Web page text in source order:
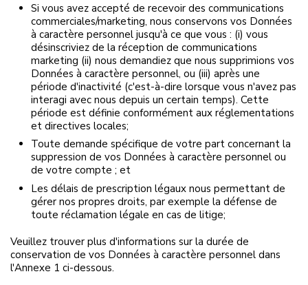
Si vous avez accepté de recevoir des communications
commerciales/marketing, nous conservons vos Données
à caractère personnel jusqu'à ce que vous : (i) vous
désinscriviez de la réception de communications
marketing (ii) nous demandiez que nous supprimions vos
Données à caractère personnel, ou (iii) après une
période d'inactivité (c'est-à-dire lorsque vous n'avez pas
interagi avec nous depuis un certain temps). Cette
période est définie conformément aux réglementations
et directives locales;
Toute demande spécifique de votre part concernant la
suppression de vos Données à caractère personnel ou
de votre compte ; et
Les délais de prescription légaux nous permettant de
gérer nos propres droits, par exemple la défense de
toute réclamation légale en cas de litige;
Veuillez trouver plus d'informations sur la durée de
conservation de vos Données à caractère personnel dans
l'Annexe 1 ci-dessous.